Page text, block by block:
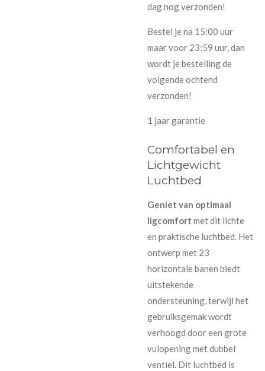
dag nog verzonden!
Bestel je na 15:00 uur
maar voor 23:59 uur, dan
wordt je bestelling de
volgende ochtend
verzonden!
1 jaar garantie
Comfortabel en
Lichtgewicht
Luchtbed
Geniet van optimaal
ligcomfort met dit lichte
en praktische luchtbed. Het
ontwerp met 23
horizontale banen biedt
uitstekende
ondersteuning, terwijl het
gebruiksgemak wordt
verhoogd door een grote
vulopening met dubbel
ventiel. Dit luchtbed is